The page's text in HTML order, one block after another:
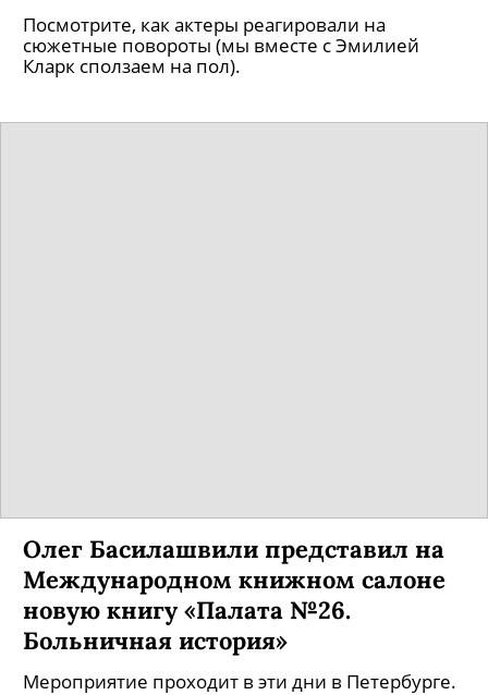
Посмотрите, как актеры реагировали на
сюжетные повороты (мы вместе с Эмилией
Кларк сползаем на пол).
Олег Басилашвили представил на
Международном книжном салоне
новую книгу «Палата №26.
Больничная история»
Мероприятие проходит в эти дни в Петербурге.